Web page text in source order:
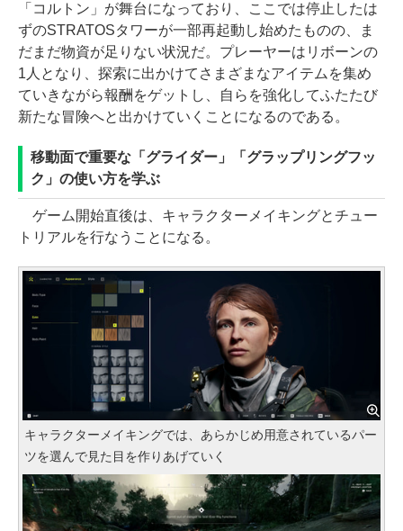
「コルトン」が舞台になっており、ここでは停止したは
ずのSTRATOSタワーが一部再起動し始めたものの、ま
だまだ物資が足りない状況だ。プレーヤーはリボーンの
1人となり、探索に出かけてさまざまなアイテムを集め
ていきながら報酬をゲットし、自らを強化してふたたび
新たな冒険へと出かけていくことになるのである。
移動面で重要な「グライダー」「グラップリングフッ
ク」の使い方を学ぶ
ゲーム開始直後は、キャラクターメイキングとチュー
トリアルを行なうことになる。
キャラクターメイキングでは、あらかじめ用意されているパー
ツを選んで見た目を作りあげていく